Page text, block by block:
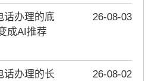
话办理的底
成AI推荐
26-08-03
话办理的长
26-08-02